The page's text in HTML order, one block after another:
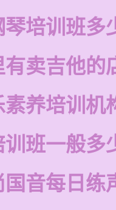
培训班多
卖吉他的
养培训机
训班一般多
国音每日练